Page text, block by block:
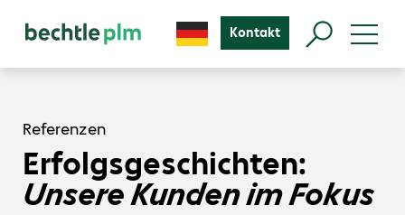
Kontakt
Referenzen
Erfolgsgeschichten:
Unsere Kunden im Fokus